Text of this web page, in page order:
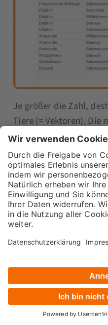
Je größer die Zahl,
Tiere (= Vektoren). Die
besteht laut diesem
französischen
wenigste Ähnlichkeit
Anaconda auf.
Damit Google eine
kann, braucht es
Quellen:
Wikipedia Artikel
Autorinnen-Profile
Speakerinnen-